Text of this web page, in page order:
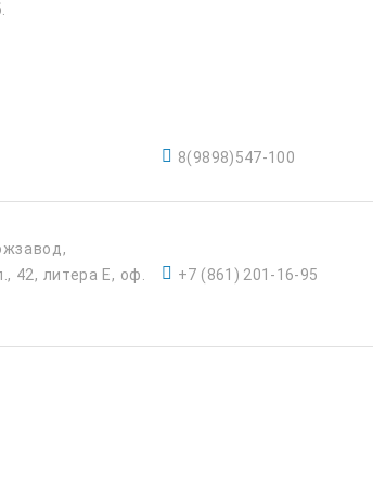
8(9898)547-100
42, литера Е, оф.
+7 (861) 201-16-95